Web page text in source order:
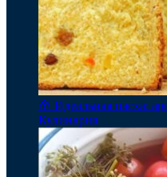
🌸 Идеальная пасха:
Кулинария